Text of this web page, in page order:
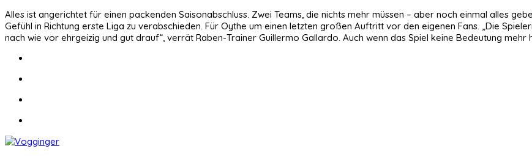
Alles ist angerichtet für einen packenden Saisonabschluss. Zwei Teams, die nichts mehr müssen – aber noch einmal alles
Gefühl in Richtung erste Liga zu verabschieden. Für Oythe um einen letzten großen Auftritt vor den eigenen Fans. „Die
nach wie vor ehrgeizig und gut drauf“, verrät Raben-Trainer Guillermo Gallardo. Auch wenn das Spiel keine Bedeutung mehr